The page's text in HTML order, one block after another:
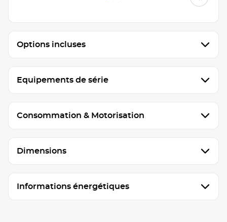
Options incluses
Equipements de série
Consommation & Motorisation
Dimensions
Informations énergétiques